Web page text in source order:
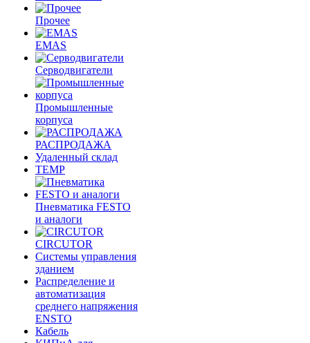
Прочее
EMAS
Cерводвигатели
Промышленные
корпуса
РАСПРОДАЖА
Удаленный склад
TEMP
Пневматика FESTO
и аналоги
CIRCUTOR
Системы управления
зданием
Распределение и
автоматизация
среднего напряжения
ENSTO
Кабель